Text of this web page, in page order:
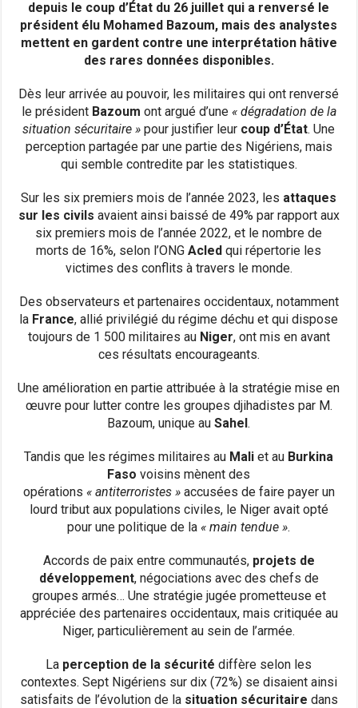
depuis le coup d’État du 26 juillet qui a renversé le
président élu Mohamed Bazoum, mais des analystes
mettent en gardent contre une interprétation hâtive
des rares données disponibles.
Dès leur arrivée au pouvoir, les militaires qui ont renversé
le président Bazoum ont argué d’une « dégradation de la
situation sécuritaire » pour justifier leur coup d’État. Une
perception partagée par une partie des Nigériens, mais
qui semble contredite par les statistiques.
Sur les six premiers mois de l’année 2023, les attaques
sur les civils avaient ainsi baissé de 49% par rapport aux
six premiers mois de l’année 2022, et le nombre de
morts de 16%, selon l’ONGAcled qui répertorie les
victimes des conflits à travers le monde.
Des observateurs et partenaires occidentaux, notamment
la France, allié privilégié du régime déchu et qui dispose
toujours de 1 500 militaires au Niger, ont mis en avant
ces résultats encourageants.
Une amélioration en partie attribuée à la stratégie mise en
œuvre pour lutter contre les groupes djihadistes par M.
Bazoum, unique auSahel.
Tandis que les régimes militaires au Mali et au Burkina
Faso voisins mènent des
opérations « antiterroristes »accusées de faire payer un
lourd tribut aux populations civiles, le Niger avait opté
pour une politique de la « main tendue ».
Accords de paix entre communautés, projets de
développement, négociations avec des chefs de
groupes armés… Une stratégie jugée prometteuse et
appréciée des partenaires occidentaux, mais critiquée au
Niger, particulièrement au sein de l’armée.
La perception de la sécurité diffère selon les
contextes. Sept Nigériens sur dix (72%) se disaient ainsi
satisfaits de l’évolution de la situation sécuritaire dans